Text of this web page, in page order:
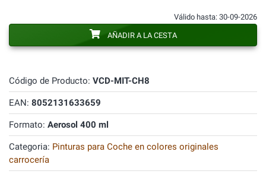
Código de Producto: VCD-MIT-CH8
EAN: 8052131633659
Formato: Aerosol 400 ml
Categoria: Pinturas para Coche en colores originales
carrocería
Válido hasta: 30-09-2026
AÑADIR A LA CESTA